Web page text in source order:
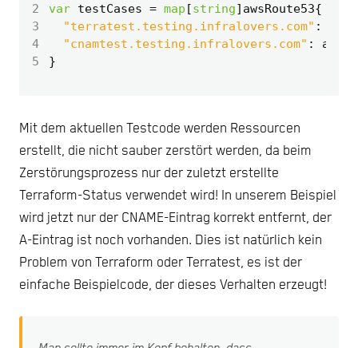
2
var testCases = map [string] awsRoute53{
3
"terratest.testing.infralovers.com" :
4
"cnamtest.testing.infralovers.com" :
5
}
Mit dem aktuellen Testcode werden Ressourcen
erstellt, die nicht sauber zerstört werden, da beim
Zerstörungsprozess nur der zuletzt erstellte
Terraform-Status verwendet wird! In unserem Beispiel
wird jetzt nur der CNAME-Eintrag korrekt entfernt, der
A-Eintrag ist noch vorhanden. Dies ist natürlich kein
Problem von Terraform oder Terratest, es ist der
einfache Beispielcode, der dieses Verhalten erzeugt!